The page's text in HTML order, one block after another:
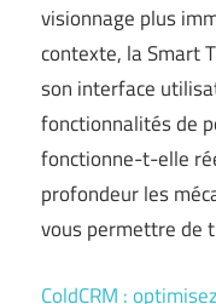
visionnage plus
contexte, la Smart
son interface
fonctionnalités de
fonctionne-t-elle
profondeur les
vous permettre de
ColdCRM :